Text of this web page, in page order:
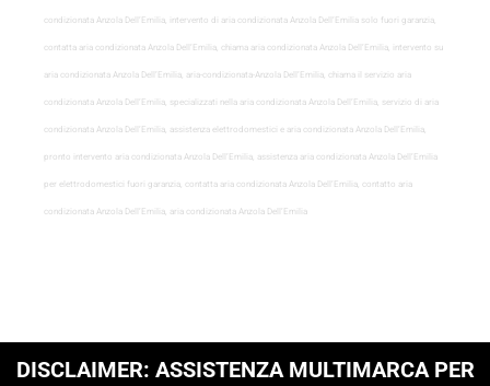
condizionata Anzola Dell’Emilia, intervento di aria condizionata Anzola Dell’Emilia solo fuori garanzia,
contatta aria condizionata Anzola Dell’Emilia, chiama aria condizionata Anzola Dell’Emilia, intervento su
aria condizionata Anzola Dell’Emilia, aria-condizionata-Anzola Dell’Emilia, chiama il servizio aria
condizionata Anzola Dell’Emilia, specializzati nella aria condizionata Anzola Dell’Emilia, servizio di aria
condizionata Anzola Dell’Emilia, assistenza elettrodomestici e aria condizionata Anzola Dell’Emilia,
pronto intervento aria condizionata Anzola Dell’Emilia, assistenza aria condizionata Anzola Dell’Emilia
per elettrodomestici fuori garanzia, contatta aria condizionata Anzola Dell’Emilia, contatto aria
condizionata Anzola Dell’Emilia, aria condizionata Anzola Dell’Emilia
DISCLAIMER: ASSISTENZA MULTIMARCA PER